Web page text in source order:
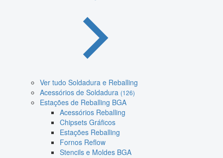
Ver tudo Soldadura e Reballing
Acessórios de Soldadura (126)
Estações de Reballing BGA
Acessórios Reballing
Chipsets Gráficos
Estações Reballing
Fornos Reflow
Stencils e Moldes BGA